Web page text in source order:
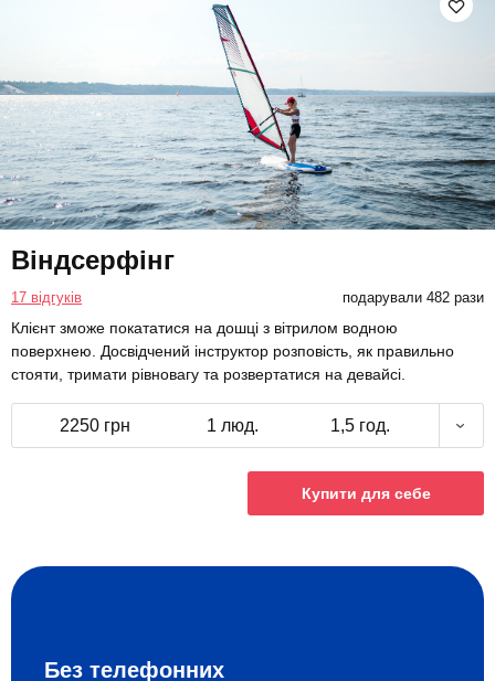
Віндсерфінг
17 відгуків подарували 482 рази
Клієнт зможе покататися на дошці з вітрилом водною
поверхнею. Досвідчений інструктор розповість, як правильно
стояти, тримати рівновагу та розвертатися на девайсі.
2250 грн 1 люд. 1,5 год.
Купити для себе
Без телефонних